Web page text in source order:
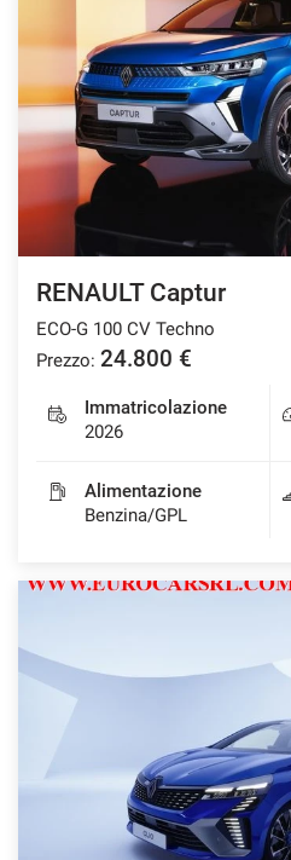
RENAULT Captur
ECO-G 100 CV Techno
Prezzo: 24.800 €
Immatricolazione
2026
Alimentazione
Benzina/GPL